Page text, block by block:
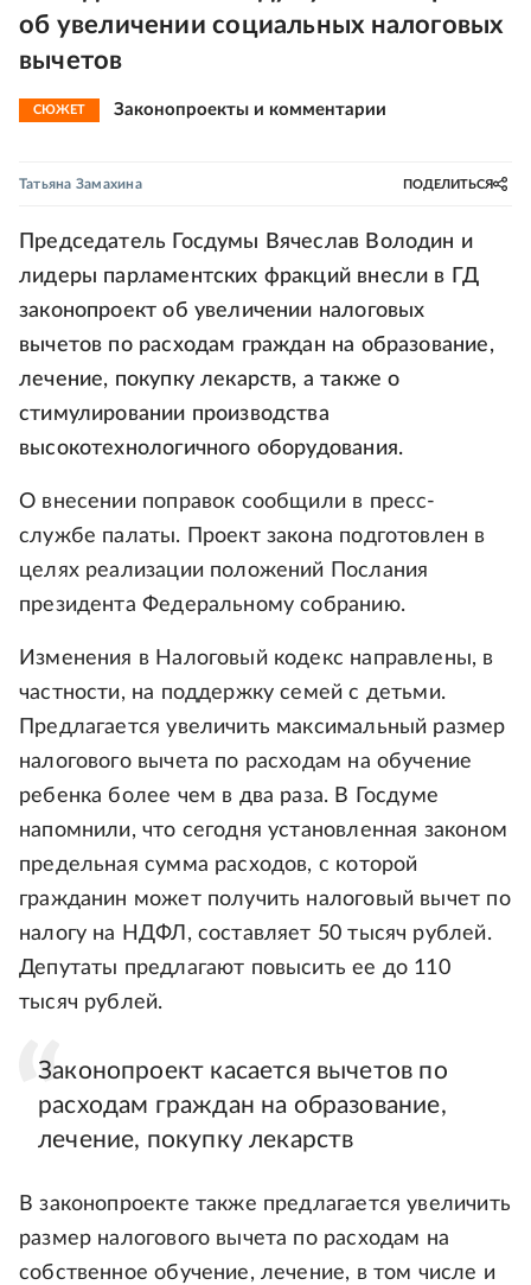
об увеличении социальных налоговых
вычетов
СЮЖЕТ Законопроекты и комментарии
Татьяна Замахина ПОДЕЛИТЬСЯ
Председатель Госдумы Вячеслав Володин и
лидеры парламентских фракций внесли в ГД
законопроект об увеличении налоговых
вычетов по расходам граждан на образование,
лечение, покупку лекарств, а также о
стимулировании производства
высокотехнологичного оборудования.
О внесении поправок сообщили в пресс-
службе палаты. Проект закона подготовлен в
целях реализации положений Послания
президента Федеральному собранию.
Изменения в Налоговый кодекс направлены, в
частности, на поддержку семей с детьми.
Предлагается увеличить максимальный размер
налогового вычета по расходам на обучение
ребенка более чем в два раза. В Госдуме
напомнили, что сегодня установленная законом
предельная сумма расходов, с которой
гражданин может получить налоговый вычет по
налогу на НДФЛ, составляет 50 тысяч рублей.
Депутаты предлагают повысить ее до 110
тысяч рублей.
Законопроект касается вычетов по
расходам граждан на образование,
лечение, покупку лекарств
В законопроекте также предлагается увеличить
размер налогового вычета по расходам на
собственное обучение, лечение, в том числе и